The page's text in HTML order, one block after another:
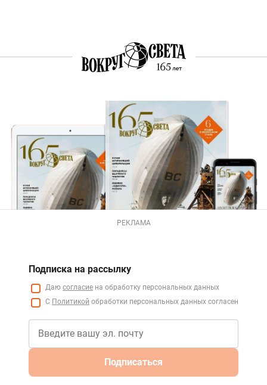
РЕКЛАМА
Подписка на рассылку
Даю согласие на обработку персональных данных
С Политикой обработки персональных данных согласен
Подписаться